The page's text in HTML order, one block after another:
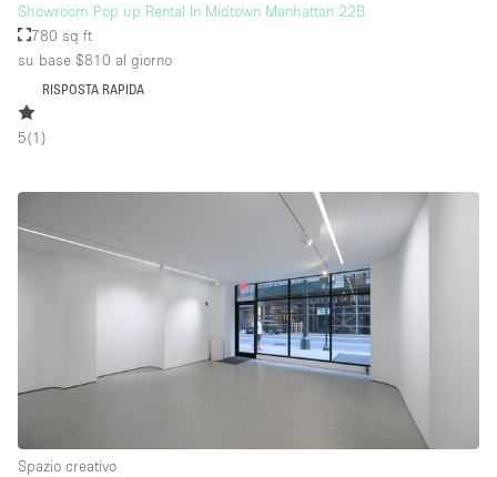
Showroom Pop up Rental In Midtown Manhattan 22B
780 sq ft
su base $810 al giorno
RISPOSTA RAPIDA
5(1 )
Spazio creativo